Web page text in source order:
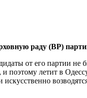
раду (ВР)
от его партии
летит в